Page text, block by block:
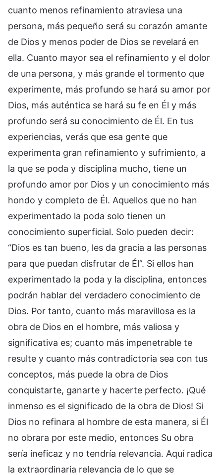
cuanto menos refinamiento atraviesa una
persona, más pequeño será su corazón amante
de Dios y menos poder de Dios se revelará en
ella. Cuanto mayor sea el refinamiento y el dolor
de una persona, y más grande el tormento que
experimente, más profundo se hará su amor por
Dios, más auténtica se hará su fe en Él y más
profundo será su conocimiento de Él. En tus
experiencias, verás que esa gente que
experimenta gran refinamiento y sufrimiento, a
la que se poda y disciplina mucho, tiene un
profundo amor por Dios y un conocimiento más
hondo y completo de Él. Aquellos que no han
experimentado la poda solo tienen un
conocimiento superficial. Solo pueden decir:
“Dios es tan bueno, les da gracia a las personas
para que puedan disfrutar de Él”. Si ellos han
experimentado la poda y la disciplina, entonces
podrán hablar del verdadero conocimiento de
Dios. Por tanto, cuanto más maravillosa es la
obra de Dios en el hombre, más valiosa y
significativa es; cuanto más impenetrable te
resulte y cuanto más contradictoria sea con tus
conceptos, más puede la obra de Dios
conquistarte, ganarte y hacerte perfecto. ¡Qué
inmenso es el significado de la obra de Dios! Si
Dios no refinara al hombre de esta manera, si Él
no obrara por este medio, entonces Su obra
sería ineficaz y no tendría relevancia. Aquí radica
la extraordinaria relevancia de lo que se